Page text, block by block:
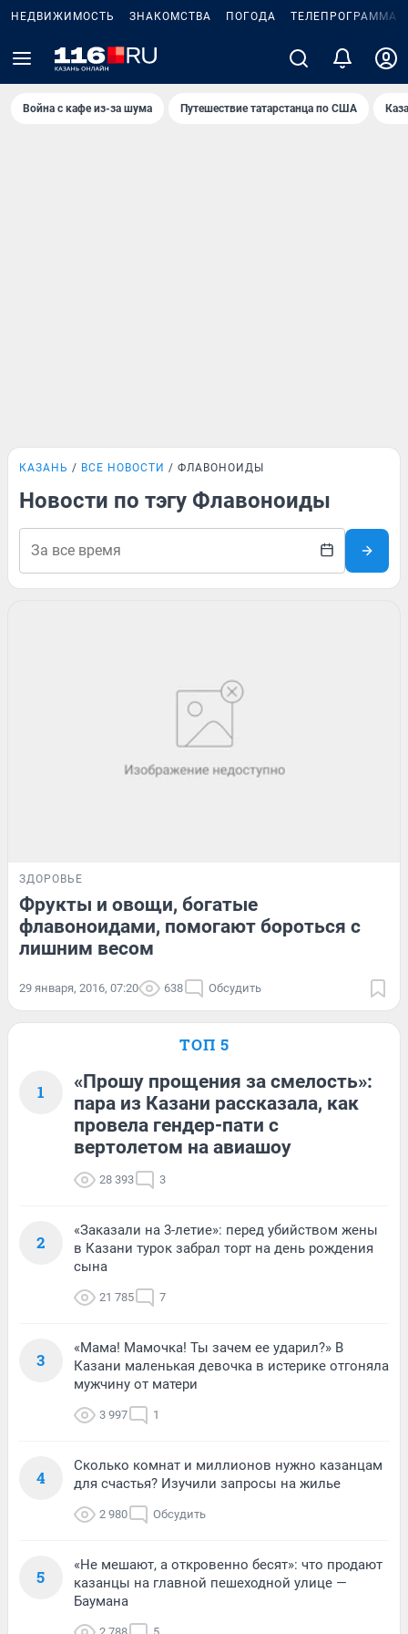
НЕДВИЖИМОСТЬ ЗНАКОМСТВА ПОГОДА ТЕЛЕПРОГРАММА
Война с кафе из-за шума Путешествие татарстанца по США
КАЗАНЬ ВСЕ НОВОСТИ ФЛАВОНОИДЫ
Новости по тэгу Флавоноиды
ЗДОРОВЬЕ
Фрукты и овощи, богатые
флавоноидами, помогают бороться с
лишним весом
29 января, 2016, 07:20 638 Обсудить
ТОП 5
1
«Прошу прощения за смелость»:
пара из Казани рассказала, как
провела гендер-пати с
вертолетом на авиашоу
28 393 3
2
«Заказали на 3-летие»: перед убийством жены
в Казани турок забрал торт на день рождения
сына
21 785 7
3
«Мама! Мамочка! Ты зачем ее ударил?» В
Казани маленькая девочка в истерике отгоняла
мужчину от матери
3 997 1
4
Сколько комнат и миллионов нужно казанцам
для счастья? Изучили запросы на жилье
2 980 Обсудить
5
«Не мешают, а откровенно бесят»: что продают
казанцы на главной пешеходной улице —
Баумана